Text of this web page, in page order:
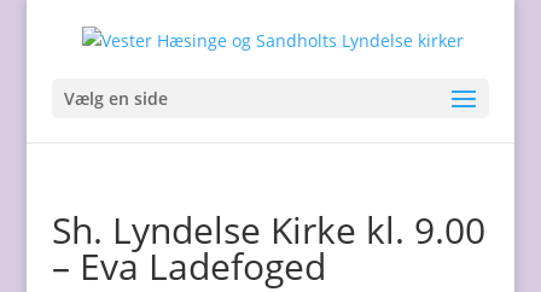
Vælg en side
Sh. Lyndelse Kirke kl. 9.00
– Eva Ladefoged